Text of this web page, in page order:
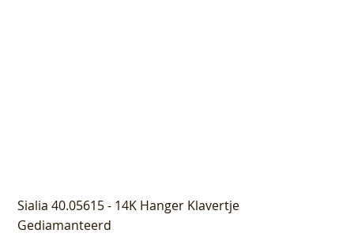
Sialia 40.05615 - 14K Hanger Klavertje
Gediamanteerd